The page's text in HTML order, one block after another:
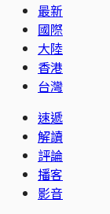
最新
國際
大陸
香港
台灣
速遞
解讀
評論
播客
影音